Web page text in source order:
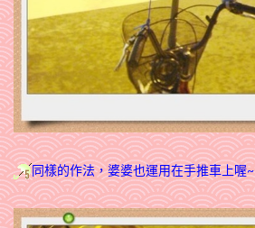
同樣的作法，婆婆也運用在手推車上喔~